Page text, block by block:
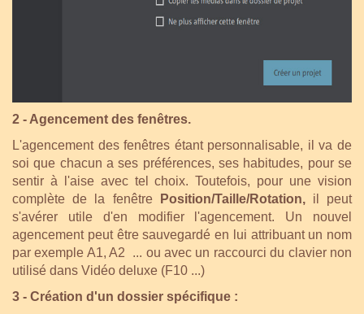
2 - Agencement des fenêtres.
L'agencement des fenêtres étant personnalisable, il va de
soi que chacun a ses préférences, ses habitudes, pour se
sentir à l'aise avec tel choix. Toutefois, pour une vision
complète de la fenêtre
Position/Taille/Rotation,il peut
s'avérer utile d'en modifier l'agencement. Un nouvel
agencement peut être sauvegardé en lui attribuant un nom
par exemple A1, A2 ... ou avec un raccourci du clavier non
utilisé dans Vidéo deluxe (F10 ...)
3 - Création d'un dossier spécifique :